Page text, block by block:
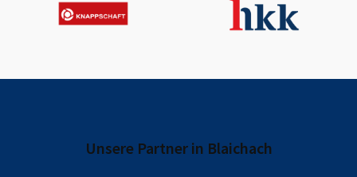
Unsere Partner in Blaichach